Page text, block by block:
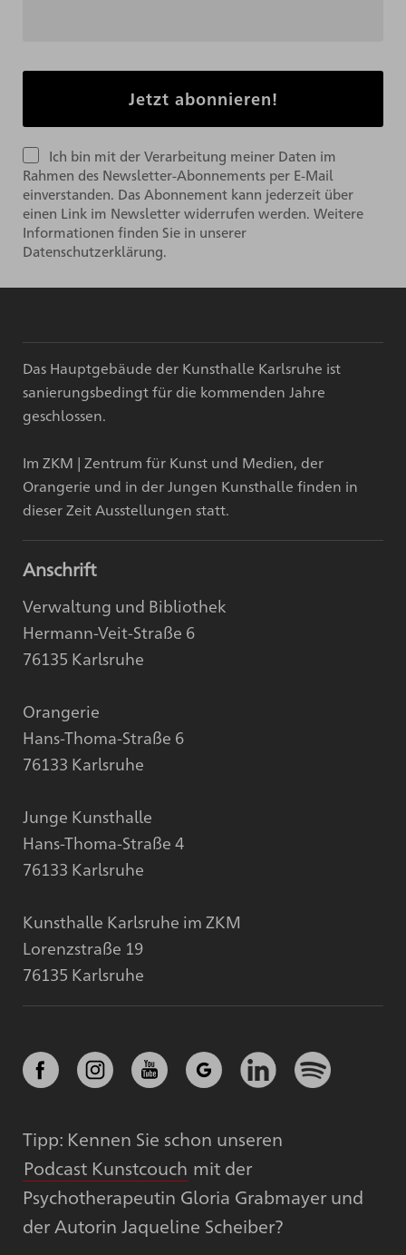
Ich bin mit der Verarbeitung meiner Daten im
Rahmen des Newsletter-Abonnements per E-Mail
einverstanden. Das Abonnement kann jederzeit über
einen Link im Newsletter widerrufen werden. Weitere
Informationen finden Sie in unserer
Datenschutzerklärung.
Das Hauptgebäude der Kunsthalle Karlsruhe ist
sanierungsbedingt für die kommenden Jahre
geschlossen.
Im ZKM | Zentrum für Kunst und Medien, der
Orangerie und in der Jungen Kunsthalle finden in
dieser Zeit Ausstellungen statt.
Anschrift
Verwaltung und Bibliothek
Hermann-Veit-Straße 6
76135 Karlsruhe
Orangerie
Hans-Thoma-Straße 6
76133 Karlsruhe
Junge Kunsthalle
Hans-Thoma-Straße 4
76133 Karlsruhe
Kunsthalle Karlsruhe im ZKM
Lorenzstraße 19
76135 Karlsruhe
Tipp: Kennen Sie schon unseren
Podcast Kunstcouch mit der
Psychotherapeutin Gloria Grabmayer und
der Autorin Jaqueline Scheiber?